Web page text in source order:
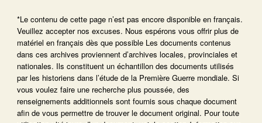
*Le contenu de cette page n’est pas encore disponible en français.
Veuillez accepter nos excuses. Nous espérons vous offrir plus de
matériel en français dès que possible Les documents contenus
dans ces archives proviennent d’archives locales, provinciales et
nationales. Ils constituent un échantillon des documents utilisés
par les historiens dans l’étude de la Première Guerre mondiale. Si
vous voulez faire une recherche plus poussée, des
renseignements additionnels sont fournis sous chaque document
afin de vous permettre de trouver le document original. Pour toute